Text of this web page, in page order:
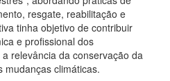
resgate, reabilitação e
tinha objetivo de contribuir
e profissional dos
relevância da conservação da
mudanças climáticas.